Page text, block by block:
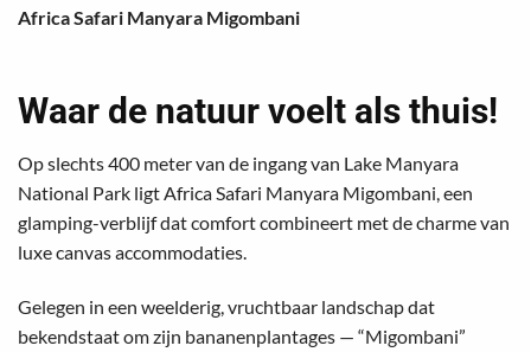
Africa Safari Manyara Migombani
Waar de natuur voelt als thuis!
Op slechts 400 meter van de ingang van Lake Manyara
National Park ligt Africa Safari Manyara Migombani, een
glamping-verblijf dat comfort combineert met de charme van
luxe canvas accommodaties.
Gelegen in een weelderig, vruchtbaar landschap dat
bekendstaat om zijn bananenplantages — “Migombani”